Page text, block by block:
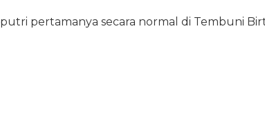
putri pertamanya secara normal di Tembuni